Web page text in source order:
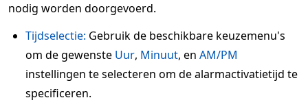
nodig worden doorgevoerd.
Tijdselectie: Gebruik de beschikbare keuzemenu's
om de gewenste Uur, Minuut, en AM/PM
instellingen te selecteren om de alarmactivatietijd te
specificeren.